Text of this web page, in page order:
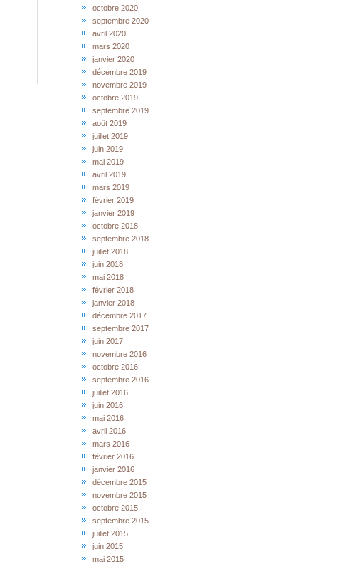
octobre 2020
septembre 2020
avril 2020
mars 2020
janvier 2020
décembre 2019
novembre 2019
octobre 2019
septembre 2019
août 2019
juillet 2019
juin 2019
mai 2019
avril 2019
mars 2019
février 2019
janvier 2019
octobre 2018
septembre 2018
juillet 2018
juin 2018
mai 2018
février 2018
janvier 2018
décembre 2017
septembre 2017
juin 2017
novembre 2016
octobre 2016
septembre 2016
juillet 2016
juin 2016
mai 2016
avril 2016
mars 2016
février 2016
janvier 2016
décembre 2015
novembre 2015
octobre 2015
septembre 2015
juillet 2015
juin 2015
mai 2015